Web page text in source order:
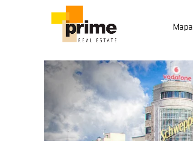
Mapa